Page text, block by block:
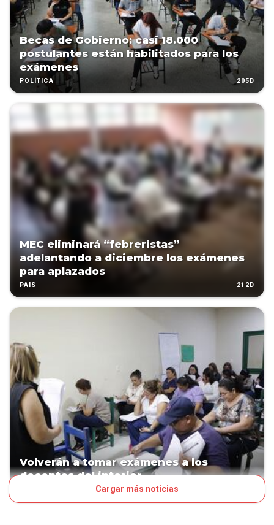
Becas de Gobierno: casi 18.000
postulantes están habilitados para los
exámenes
POLÍTICA 205D
MEC eliminará “febreristas”
adelantando a diciembre los exámenes
para aplazados
PAÍS 212D
Volverán a tomar exámenes a los
docentes del interior
Cargar más noticias